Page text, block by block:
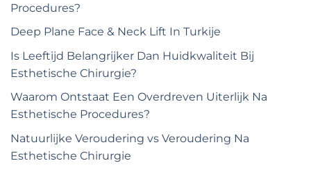
Procedures?
Deep Plane Face & Neck Lift In Turkije
Is Leeftijd Belangrijker Dan Huidkwaliteit Bij
Esthetische Chirurgie?
Waarom Ontstaat Een Overdreven Uiterlijk Na
Esthetische Procedures?
Natuurlijke Veroudering vs Veroudering Na
Esthetische Chirurgie